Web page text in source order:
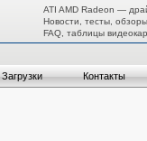
ATI AMD Radeon —
Новости, тесты,
FAQ, таблицы
Загрузки Контакты